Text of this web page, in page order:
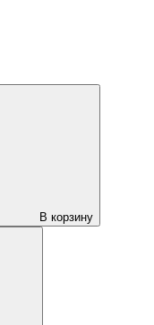
В корзину